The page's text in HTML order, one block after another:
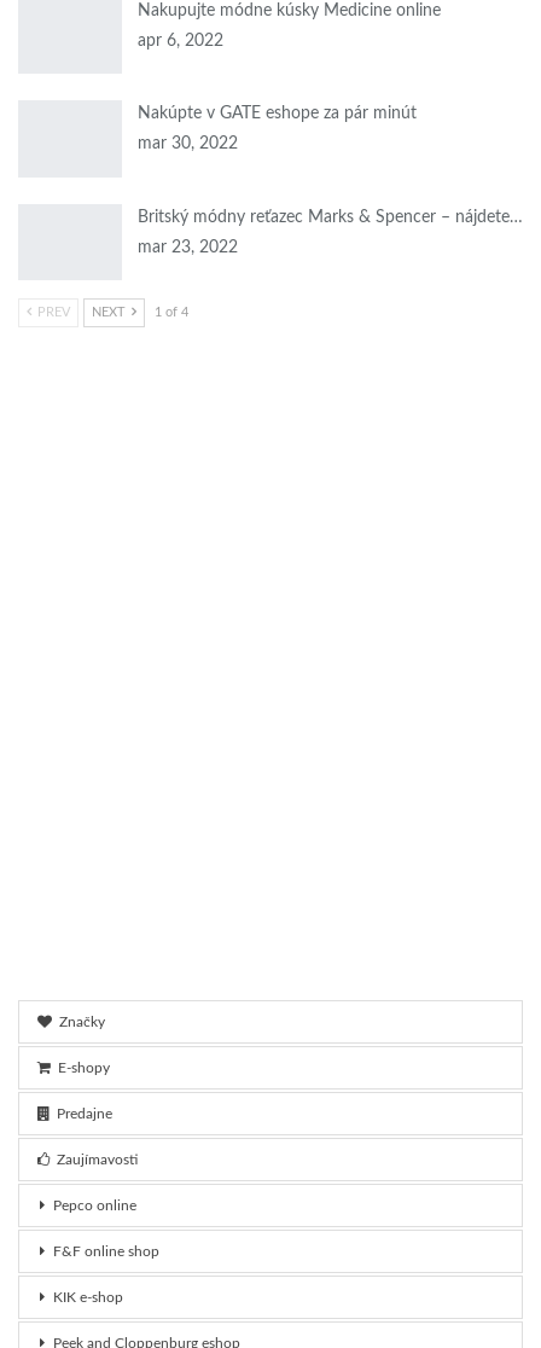
Nakupujte módne kúsky Medicine online
apr 6, 2022
Nakúpte v GATE eshope za pár minút
mar 30, 2022
Britský módny reťazec Marks & Spencer – nájdete…
mar 23, 2022
PREV NEXT 1 of 4
Značky
E-shopy
Predajne
Zaujímavosti
Pepco online
F&F online shop
KIK e-shop
Peek and Cloppenburg eshop